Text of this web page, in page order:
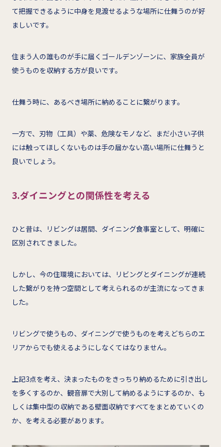
て把握できるように中身を見渡せるような場所に仕舞うのが好
ましいです。
住まう人の誰ものが手に届くゴールデンゾーンに、家族全員が
使うものを収納する方が良いです。
仕舞う時に、あるべき場所に納めることに繋がります。
一方で、刃物（工具）や薬、危険なモノなど、まだ小さい子供
には触ってほしくないものは手の届かない高い場所に仕舞うと
良いでしょう。
3.ダイニングとの関係性を考える
ひと昔は、リビングは居間、ダイニング食事室として、明確に
区別されてきました。
しかし、今の住環境においては、リビングとダイニングが連続
した繋がりを持つ空間として考えられるのが主流になってきま
した。
リビングで使うもの、ダイニングで使うものを考えどちらのエ
リアからでも使えるようにしなくてはなりません。
上記3点を考え、決まったものをきっちり納めるために引き出し
を多くするのか、観音扉で大別して納めるようにするのか、も
しくは集中型の収納である壁面収納ですべてをまとめていくの
か、を考える必要があります。